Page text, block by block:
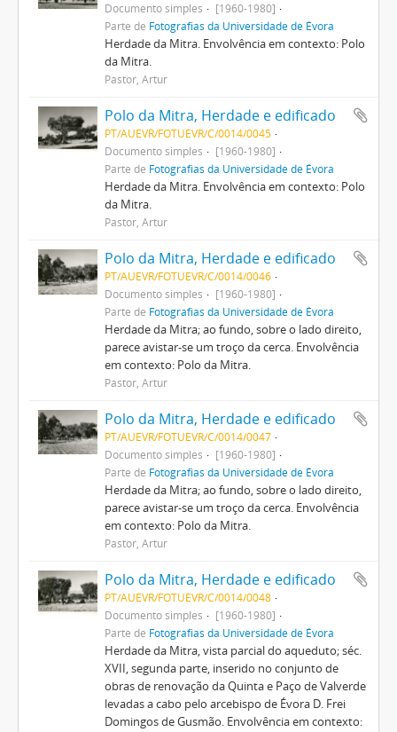
Documento simples
[1960-1980]
Parte de Fotografias da Universidade de Évora
Herdade da Mitra. Envolvência em contexto: Polo
da Mitra.
Pastor, Artur
Polo da Mitra, Herdade e edificado
PT/AUEVR/FOTUEVR/C/0014/0045
Documento simples
[1960-1980]
Parte de Fotografias da Universidade de Évora
Herdade da Mitra. Envolvência em contexto: Polo
da Mitra.
Pastor, Artur
Polo da Mitra, Herdade e edificado
PT/AUEVR/FOTUEVR/C/0014/0046
Documento simples
[1960-1980]
Parte de Fotografias da Universidade de Évora
Herdade da Mitra; ao fundo, sobre o lado direito,
parece avistar-se um troço da cerca. Envolvência
em contexto: Polo da Mitra.
Pastor, Artur
Polo da Mitra, Herdade e edificado
PT/AUEVR/FOTUEVR/C/0014/0047
Documento simples
[1960-1980]
Parte de Fotografias da Universidade de Évora
Herdade da Mitra; ao fundo, sobre o lado direito,
parece avistar-se um troço da cerca. Envolvência
em contexto: Polo da Mitra.
Pastor, Artur
Polo da Mitra, Herdade e edificado
PT/AUEVR/FOTUEVR/C/0014/0048
Documento simples
[1960-1980]
Parte de Fotografias da Universidade de Évora
Herdade da Mitra, vista parcial do aqueduto; séc.
XVII, segunda parte, inserido no conjunto de
obras de renovação da Quinta e Paço de Valverde
levadas a cabo pelo arcebispo de Évora D. Frei
Domingos de Gusmão. Envolvência em contexto: